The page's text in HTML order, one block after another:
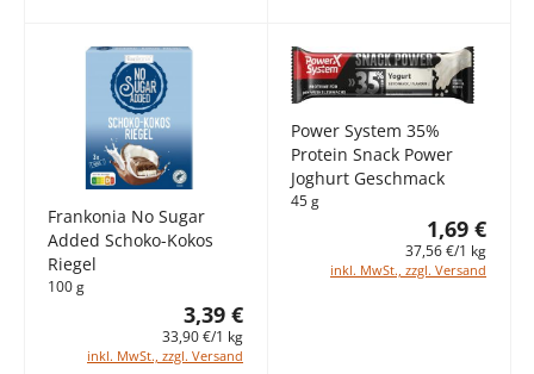
Frankonia No Sugar
Added Schoko-Kokos
Riegel
100 g
3,39 €
33,90 €/1 kg
inkl. MwSt., zzgl. Versand
Power System 35%
Protein Snack Power
Joghurt Geschmack
45 g
1,69 €
37,56 €/1 kg
inkl. MwSt., zzgl. Versand